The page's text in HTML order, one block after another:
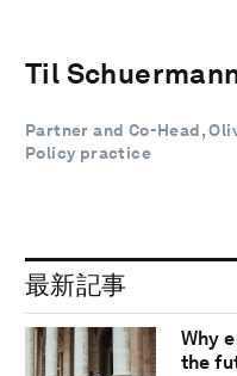
Til
Partner and Co-Head,
Policy practice
最新記事
Why
the